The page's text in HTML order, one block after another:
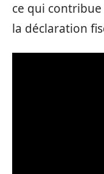
ce qui
la déclaration